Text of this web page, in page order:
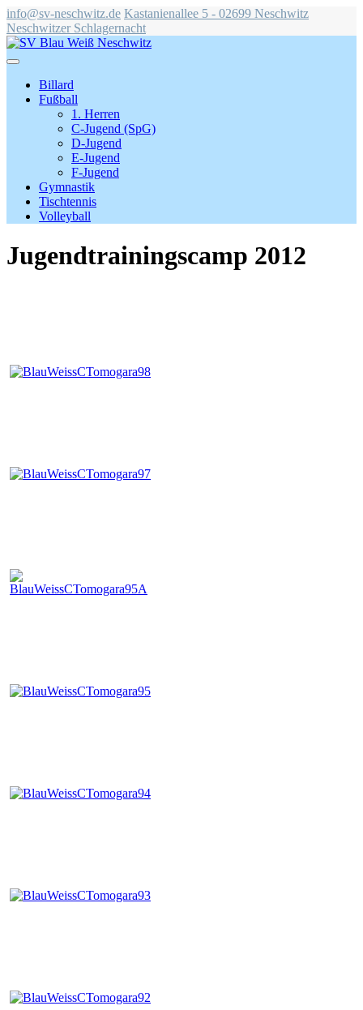
info@sv-neschwitz.de Kastanienallee 5 - 02699 Neschwitz
Neschwitzer Schlagernacht
Billard
Fußball
1. Herren
C-Jugend (SpG)
D-Jugend
E-Jugend
F-Jugend
Gymnastik
Tischtennis
Volleyball
Jugendtrainingscamp 2012